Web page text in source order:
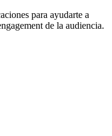
para ayudarte a
de la audiencia.